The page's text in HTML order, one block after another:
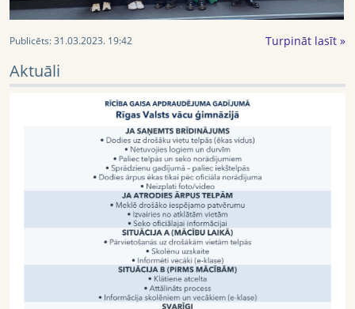
Publicēts:31.03.2023. 19:42 Turpināt lasīt »
Aktuāli